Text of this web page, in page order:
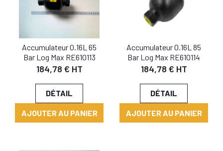
Accumulateur 0.16L 65
Bar Log Max RE610113
184,78 € HT
DÉTAIL
AJOUTER AU PANIER
Accumulateur 0.16L 85
Bar Log Max RE610114
184,78 € HT
DÉTAIL
AJOUTER AU PANIER